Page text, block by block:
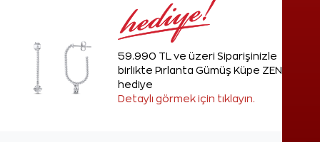
59.990 TL ve üzeri Siparişinizle
birlikte Pırlanta Gümüş Küpe ZEN'den
hediye
Detaylı görmek için tıklayın.